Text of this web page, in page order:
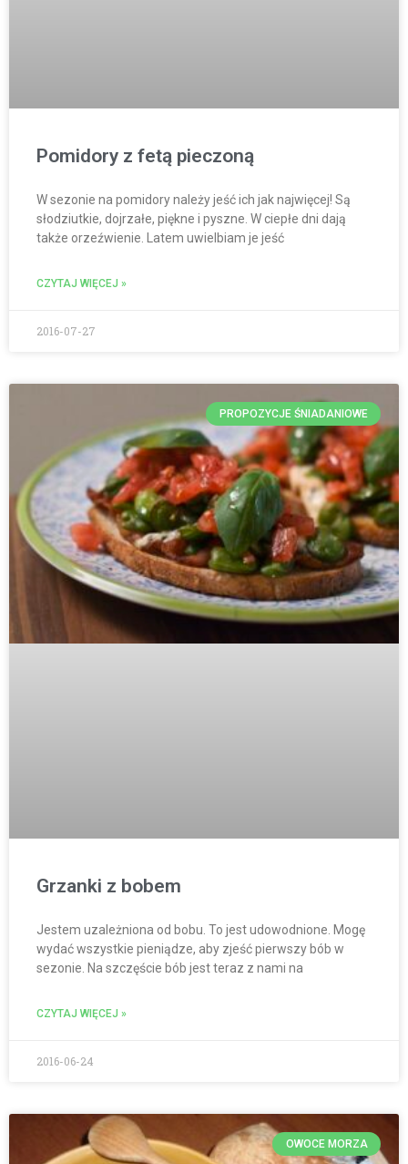
Pomidory z fetą pieczoną
W sezonie na pomidory należy jeść ich jak najwięcej! Są
słodziutkie, dojrzałe, piękne i pyszne. W ciepłe dni dają
także orzeźwienie. Latem uwielbiam je jeść
CZYTAJ WIĘCEJ »
2016-07-27
PROPOZYCJE ŚNIADANIOWE
Grzanki z bobem
Jestem uzależniona od bobu. To jest udowodnione. Mogę
wydać wszystkie pieniądze, aby zjeść pierwszy bób w
sezonie. Na szczęście bób jest teraz z nami na
CZYTAJ WIĘCEJ »
2016-06-24
OWOCE MORZA